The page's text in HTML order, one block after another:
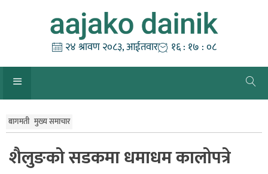
२४ श्रावण २०८३, आईतवार १६ : १७ : ०९
बागमती मुख्य समाचार
शैलुङको सडकमा धमाधम कालोपत्रे